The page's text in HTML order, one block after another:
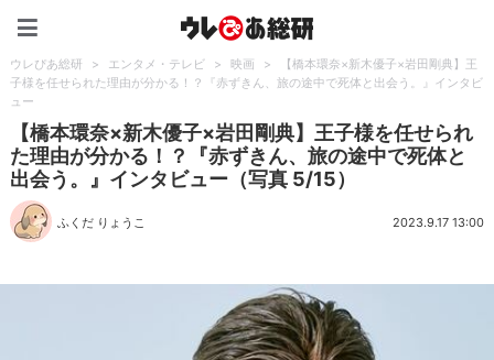
ウレぴあ総研 > エンタメ・テレビ > 映画 >
【橋本環奈×新木優子×岩田剛典】王
子様を任せられた理由が分かる！？『赤ずきん、旅の途中で死体と出会う。』インタビ
ュー
【橋本環奈×新木優子×岩田剛典】王子様を任せられ
た理由が分かる！？『赤ずきん、旅の途中で死体と
出会う。』インタビュー（写真 5/15）
ふくだ りょうこ 2023.9.17 13:00